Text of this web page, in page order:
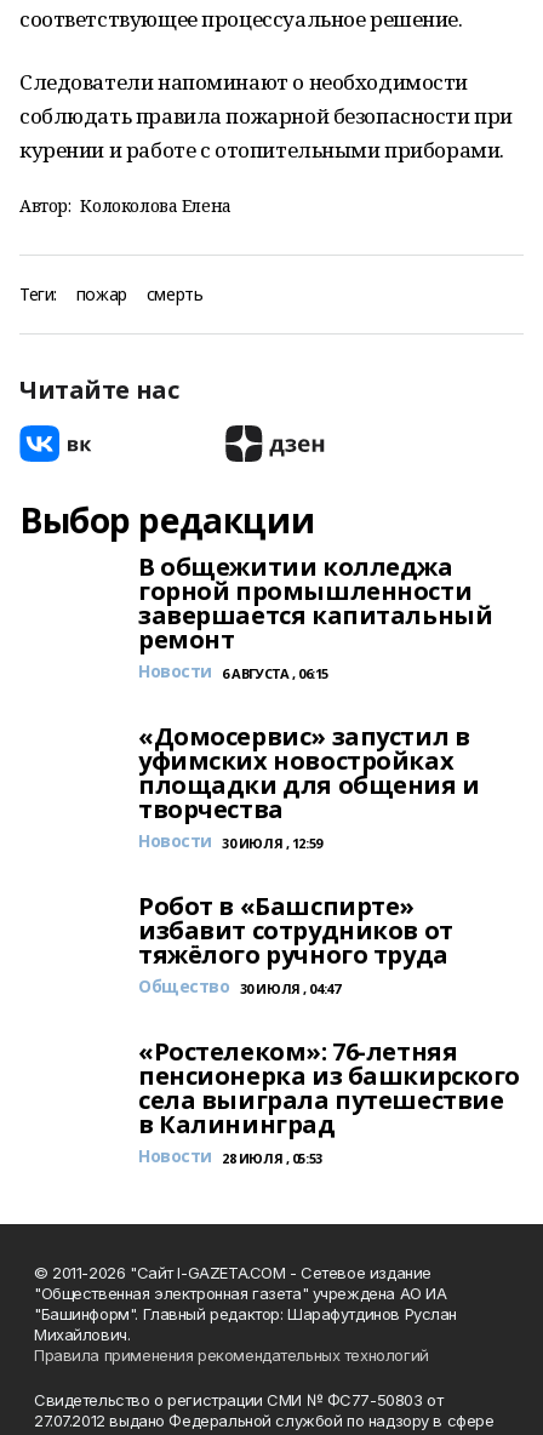
соответствующее процессуальное решение.
Следователи напоминают о необходимости
соблюдать правила пожарной безопасности при
курении и работе с отопительными приборами.
Автор: Колоколова Елена
Теги: пожар смерть
Читайте нас
Выбор редакции
В общежитии колледжа
горной промышленности
завершается капитальный
ремонт
Новости 6 АВГУСТА , 06:15
«Домосервис» запустил в
уфимских новостройках
площадки для общения и
творчества
Новости 30 ИЮЛЯ , 12:59
Робот в «Башспирте»
избавит сотрудников от
тяжёлого ручного труда
Общество 30 ИЮЛЯ , 04:47
«Ростелеком»: 76-летняя
пенсионерка из башкирского
села выиграла путешествие
в Калининград
Новости 28 ИЮЛЯ , 05:53
© 2011-2026 "Сайт I-GAZETA.COM - Сетевое издание
"Общественная электронная газета" учреждена АО ИА
"Башинформ". Главный редактор: Шарафутдинов Руслан
Михайлович.
Правила применения рекомендательных технологий
Свидетельство о регистрации СМИ № ФС77-50803 от
27.07.2012 выдано Федеральной службой по надзору в сфере